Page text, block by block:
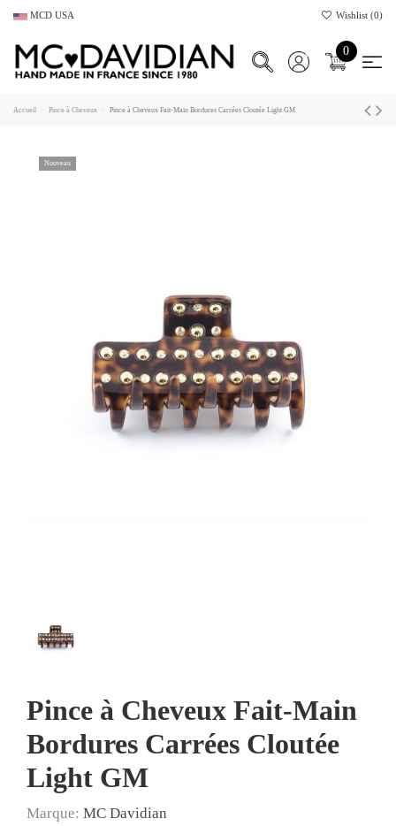
MCD USA Wishlist (0)
0
Accueil Pince à Cheveux Pince à Cheveux Fait-Main Bordures Carrées Cloutée Light GM
Nouveau
Pince à Cheveux Fait-Main
Bordures Carrées Cloutée
Light GM
Marque: MC Davidian